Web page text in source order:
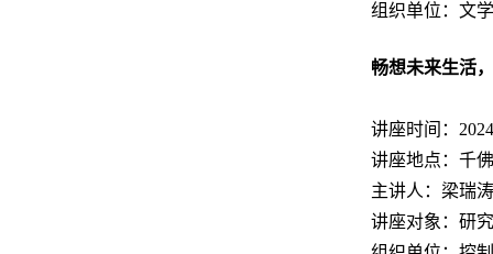
组织单位：文
畅想未来生活
讲座时间：
讲座地点：千
主讲人：梁瑞涛
讲座对象：研